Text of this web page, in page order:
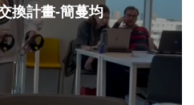
換計畫-簡蔓均